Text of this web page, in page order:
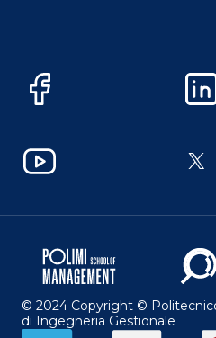
Facebook
YouTube X
© 2024 Copyright ©
di Ingegneria Gestionale